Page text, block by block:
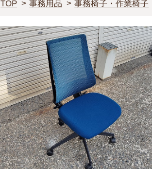
TOP
事務用品 事務椅子・作業椅子